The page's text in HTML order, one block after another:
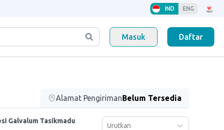
IND ENG
Masuk Daftar
Alamat PengirimanBelum Tersedia
Galvalum Tasikmadu
Urutkan